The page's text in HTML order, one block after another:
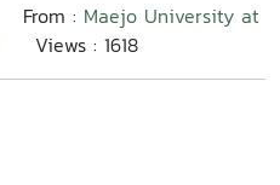
From : Maejo University at
Views : 1618